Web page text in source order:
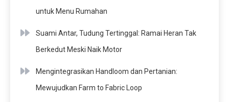
untuk Menu Rumahan
Suami Antar, Tudung Tertinggal: Ramai Heran Tak
Berkedut Meski Naik Motor
Mengintegrasikan Handloom dan Pertanian:
Mewujudkan Farm to Fabric Loop